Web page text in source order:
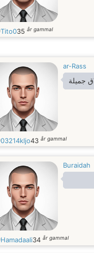
Tito035 år gammal
ar-Rass
جميلة
03214kljo43 år gammal
Buraidah
Hamadaali34 år gammal